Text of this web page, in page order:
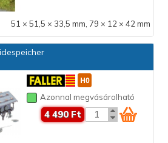
51 × 51,5 × 33,5 mm, 79 × 12 × 42 mm
Azonnal megvásárolható
4 490 Ft